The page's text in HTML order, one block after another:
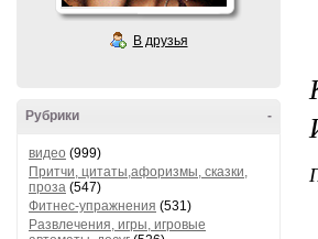
В друзья
-
Рубрики
видео (999)
Притчи, цитаты,афоризмы, сказки,
проза (547)
Фитнес-упражнения (531)
Развлечения, игры, игровые